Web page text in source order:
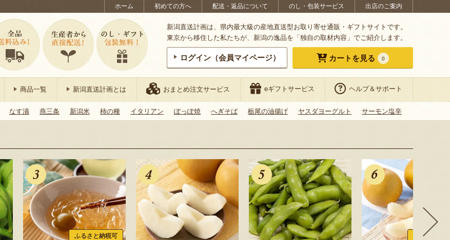
ホーム 初めての方へ 配送・返品について のし・包装サービス 出店のご案内
新潟直送計画は、県内最大級の産地直送型お取り寄せ通販・ギフトサイトです。
東京から移住した私たちが、新潟の逸品を「独自の取材内容」でご紹介します。
ログイン（会員マイページ） カートを見る 0
商品一覧 新潟直送計画とは おまとめ注文サービス eギフトサービス ヘルプ＆サポート
なす漬 燕三条 新潟米 柿の種 イタリアン ぽっぽ焼 へぎそば 栃尾の油揚げ ヤスダヨーグルト サーモン塩辛
ふるさと納税可 ふるさと納